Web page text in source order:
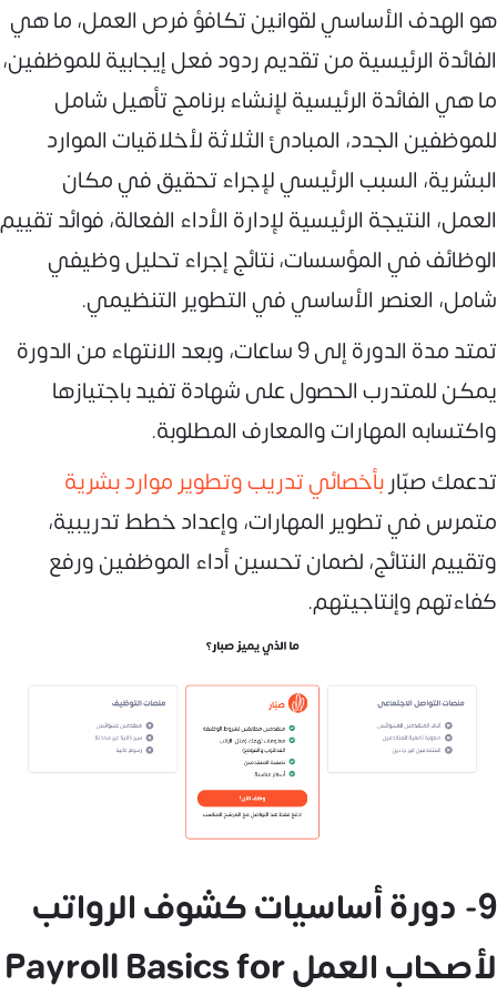
هو الهدف الأساسي لقوانين تكافؤ فرص العمل، ما هي
الفائدة الرئيسية من تقديم ردود فعل إيجابية للموظفين،
ما هي الفائدة الرئيسية لإنشاء برنامج تأهيل شامل
للموظفين الجدد، المبادئ الثلاثة لأخلاقيات الموارد
البشرية، السبب الرئيسي لإجراء تحقيق في مكان
العمل، النتيجة الرئيسية لإدارة الأداء الفعالة، فوائد تقييم
الوظائف في المؤسسات، نتائج إجراء تحليل وظيفي
شامل، العنصر الأساسي في التطوير التنظيمي.
تمتد مدة الدورة إلى 9 ساعات، وبعد الانتهاء من الدورة
يمكن للمتدرب الحصول على شهادة تفيد باجتيازها
واكتسابه المهارات والمعارف المطلوبة.
تدعمك صبّاربأخصائي تدريب وتطوير موارد بشرية
متمرس في تطوير المهارات، وإعداد خطط تدريبية،
وتقييم النتائج، لضمان تحسين أداء الموظفين ورفع
كفاءتهم وإنتاجيتهم.
9- دورة أساسيات كشوف الرواتب
لأصحاب العمل Payroll Basics for